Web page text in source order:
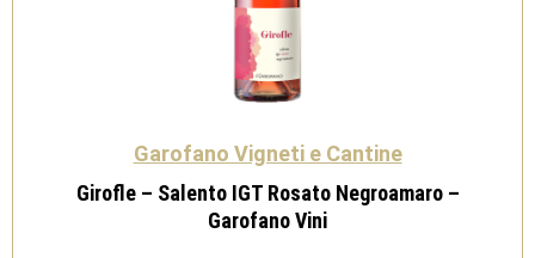
Garofano Vigneti e Cantine
Girofle – Salento IGT Rosato Negroamaro –
Garofano Vini